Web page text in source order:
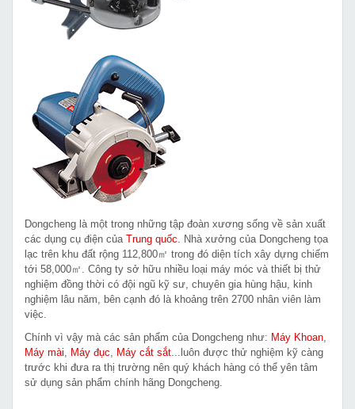
Dongcheng là một trong những tập đoàn xương sống về sản xuất
các dụng cụ điện của Trung quốc . Nhà xưởng của Dongcheng tọa
lạc trên khu đất rộng 112,800㎡ trong đó diện tích xây dựng chiếm
tới 58,000㎡. Công ty sở hữu nhiều loại máy móc và thiết bị thử
nghiệm đồng thời có đội ngũ kỹ sư, chuyên gia hùng hậu, kinh
nghiệm lâu năm, bên cạnh đó là khoảng trên 2700 nhân viên làm
việc.
Chính vì vậy mà các sản phẩm của Dongcheng như: Máy Khoan
Máy mài
Máy đục Máy cắt sắt ...luôn được thử nghiệm kỹ càng
trước khi đưa ra thị trường nên quý khách hàng có thể yên tâm
sử dụng sản phẩm chính hãng Dongcheng.